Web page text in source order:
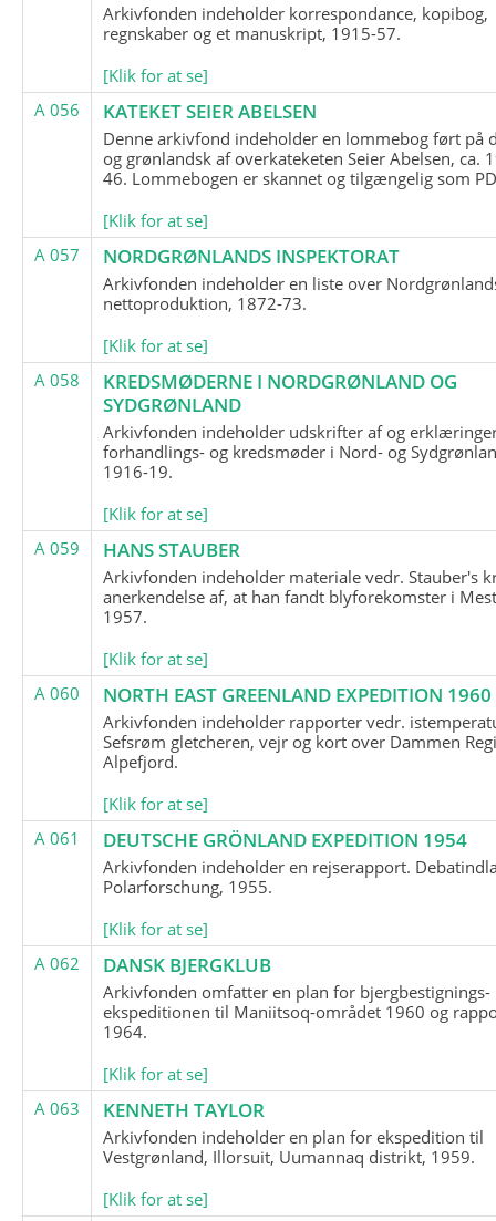
Arkivfonden indeholder korrespondance, kopibog,
regnskaber og et manuskript, 1915-57.
[Klik for at se]
A 056
KATEKET SEIER ABELSEN
Denne arkivfond indeholder en lommebog ført på
og grønlandsk af overkateketen Seier Abelsen, ca.
46. Lommebogen er skannet og tilgængelig som
[Klik for at se]
A 057
NORDGRØNLANDS INSPEKTORAT
Arkivfonden indeholder en liste over
nettoproduktion, 1872-73.
[Klik for at se]
A 058
KREDSMØDERNE I NORDGRØNLAND OG
SYDGRØNLAND
Arkivfonden indeholder udskrifter af og
forhandlings- og kredsmøder i Nord- og
1916-19.
[Klik for at se]
A 059
HANS STAUBER
Arkivfonden indeholder materiale vedr. Stauber's
anerkendelse af, at han fandt blyforekomster i
1957.
[Klik for at se]
A 060
NORTH EAST GREENLAND EXPEDITION 1960
Arkivfonden indeholder rapporter vedr.
Sefsrøm gletcheren, vejr og kort over Dammen
Alpefjord.
[Klik for at se]
A 061
DEUTSCHE GRÖNLAND EXPEDITION 1954
Arkivfonden indeholder en rejserapport.
Polarforschung, 1955.
[Klik for at se]
A 062
DANSK BJERGKLUB
Arkivfonden omfatter en plan for bjergbestignings-
ekspeditionen til Maniitsoq-området 1960 og
1964.
[Klik for at se]
A 063
KENNETH TAYLOR
Arkivfonden indeholder en plan for ekspedition til
Vestgrønland, Illorsuit, Uumannaq distrikt, 1959.
[Klik for at se]